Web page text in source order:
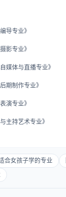
导专业》
影专业》
媒体与直播专业》
期制作专业》
演专业》
主持艺术专业》
合女孩子学的专业